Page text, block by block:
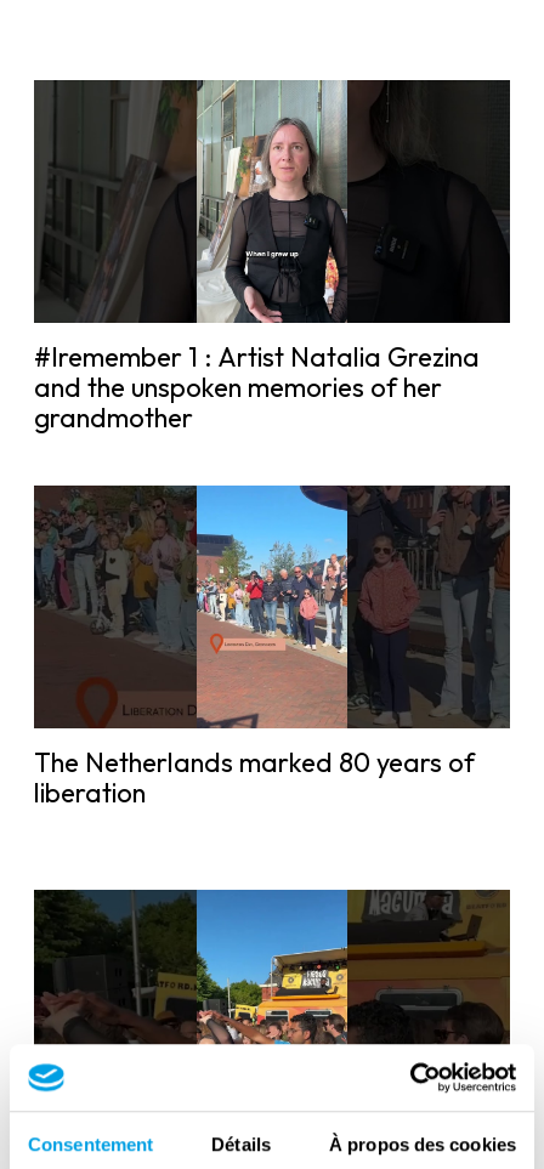
Consentement Détails À propos des cookies
#Iremember 1 : Artist Natalia Grezina
and the unspoken memories of her
grandmother
The Netherlands marked 80 years of
liberation